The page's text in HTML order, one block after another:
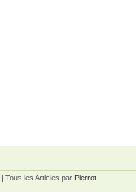
| Tous les Articles par Pierrot